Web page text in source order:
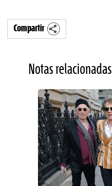
Compartir
Notas relacionadas